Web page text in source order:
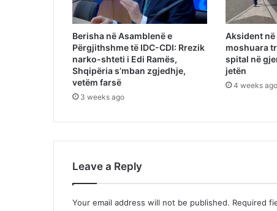
Berisha në Asamblenë e
Përgjithshme të IDC-CDI: Rrezik
narko-shteti i Edi Ramës,
Shqipëria s’mban zgjedhje,
vetëm farsë
3 weeks ago
Aksident në
moshuara
spital në
jetën
4 weeks ago
Leave a Reply
Your email address will not be published. Required